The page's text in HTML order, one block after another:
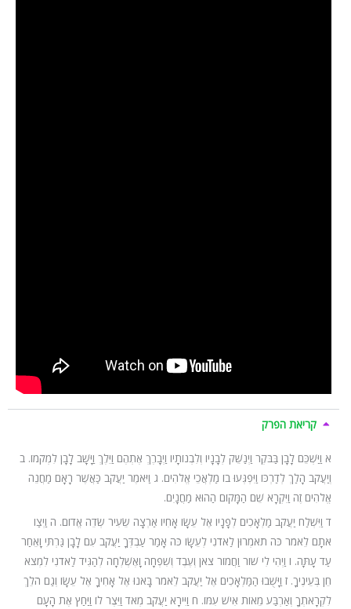
קריאת הפרק
א וַיַּשְׁכֵּם לָבָן בַּבֹּקֶר וַיְנַשֵּׁק לְבָנָיו וְלִבְנוֹתָיו וַיְבָרֶךְ אֶתְהֶם וַיֵּלֶךְ וַיָּשָׁב לָבָן לִמְקֹמוֹ. ב
וְיַעֲקֹב הָלַךְ לְדַרְכּוֹ וַיִּפְגְּעוּ בוֹ מַלְאֲכֵי אֱלֹהִים. ג וַיֹּאמֶר יַעֲקֹב כַּאֲשֶׁר רָאָם מַחֲנֵה
אֱלֹהִים זֶה וַיִּקְרָא שֵׁם הַמָּקוֹם הַהוּא מַחֲנָיִם.
ד וַיִּשְׁלַח יַעֲקֹב מַלְאָכִים לְפָנָיו אֶל עֵשָׂו אָחִיו אַרְצָה שֵׂעִיר שְׂדֵה אֱדוֹם. ה וַיְצַו
אֹתָם לֵאמֹר כֹּה תֹאמְרוּן לַאדֹנִי לְעֵשָׂו כֹּה אָמַר עַבְדְּךָ יַעֲקֹב עִם לָבָן גַּרְתִּי וָאֵחַר
עַד עָתָּה. ו וַיְהִי לִי שׁוֹר וַחֲמוֹר צֹאן וְעֶבֶד וְשִׁפְחָה וָאֶשְׁלְחָה לְהַגִּיד לַאדֹנִי לִמְצֹא
חֵן בְּעֵינֶיךָ. ז וַיָּשֻׁבוּ הַמַּלְאָכִים אֶל יַעֲקֹב לֵאמֹר בָּאנוּ אֶל אָחִיךָ אֶל עֵשָׂו וְגַם הֹלֵךְ
לִקְרָאתְךָ וְאַרְבַּע מֵאוֹת אִישׁ עִמּוֹ. ח וַיִּירָא יַעֲקֹב מְאֹד וַיֵּצֶר לוֹ וַיַּחַץ אֶת הָעָם